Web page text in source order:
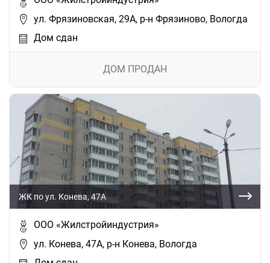
ул. Фрязиновская, 29А, р-н Фрязиново, Вологда
Дом сдан
ДОМ ПРОДАН
ЖК по ул. Конева, 47А
ООО «Жилстройиндустрия»
ул. Конева, 47А, р-н Конева, Вологда